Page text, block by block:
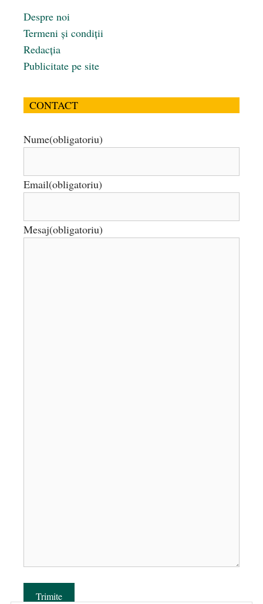
Despre noi
Termeni și condiții
Redacția
Publicitate pe site
CONTACT
Nume(obligatoriu)
Email(obligatoriu)
Mesaj(obligatoriu)
Trimite